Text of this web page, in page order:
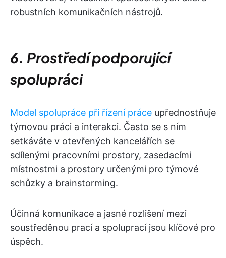
robustních komunikačních nástrojů.
6. Prostředí podporující
spolupráci
Model spolupráce při řízení práce upřednostňuje
týmovou práci a interakci. Často se s ním
setkáváte v otevřených kancelářích se
sdílenými pracovními prostory, zasedacími
místnostmi a prostory určenými pro týmové
schůzky a brainstorming.
Účinná komunikace a jasné rozlišení mezi
soustředěnou prací a spoluprací jsou klíčové pro
úspěch.